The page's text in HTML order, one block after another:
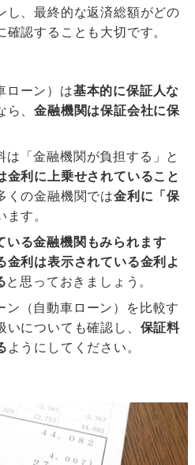
し、最終的な返済総額がどの
確認することも大切です。
ローン）は基本的に保証人な
ら、金融機関は保証会社に保
「金融機関が負担する」と
金利に上乗せされていること
くの金融機関では金利に「保
ます。
いる金融機関もみられます
金利は表示されている金利よ
と思っておきましょう。
ン（自動車ローン）を比較す
についても確認し、 保証料
ようにしてください。